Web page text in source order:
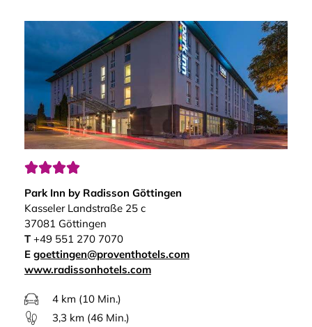

Park Inn by Radisson Göttingen
Kasseler Landstraße 25 c
37081 Göttingen
T+49 551 270 7070
E goettingen@proventhotels.com
www.radissonhotels.com
4 km (10 Min.)
3,3 km (46 Min.)